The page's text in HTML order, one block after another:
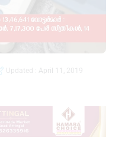
Updated : April 11, 2019